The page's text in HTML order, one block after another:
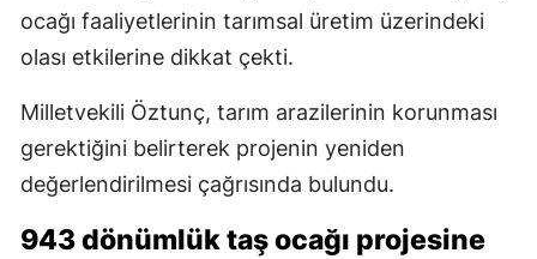
ocağı faaliyetlerinin tarımsal üretim üzerindeki
olası etkilerine dikkat çekti.
Milletvekili Öztunç, tarım arazilerinin korunması
gerektiğini belirterek projenin yeniden
değerlendirilmesi çağrısında bulundu.
943 dönümlük taş ocağı projesine